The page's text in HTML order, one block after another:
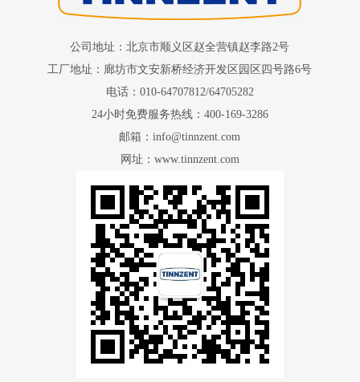
公司地址：北京市顺义区赵全营镇赵李路2号
工厂地址：廊坊市文安新桥经济开发区园区四号路6号
电话：010-64707812/64705282
24小时免费服务热线：400-169-3286
邮箱：info@tinnzent.com
网址：www.tinnzent.com